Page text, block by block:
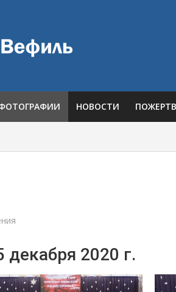
НОВОСТИ
декабря 2020 г.